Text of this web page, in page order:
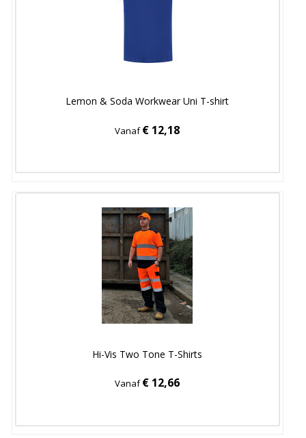
Lemon & Soda Workwear Uni T-shirt
Vanaf€ 12,18
Hi-Vis Two Tone T-Shirts
Vanaf€ 12,66